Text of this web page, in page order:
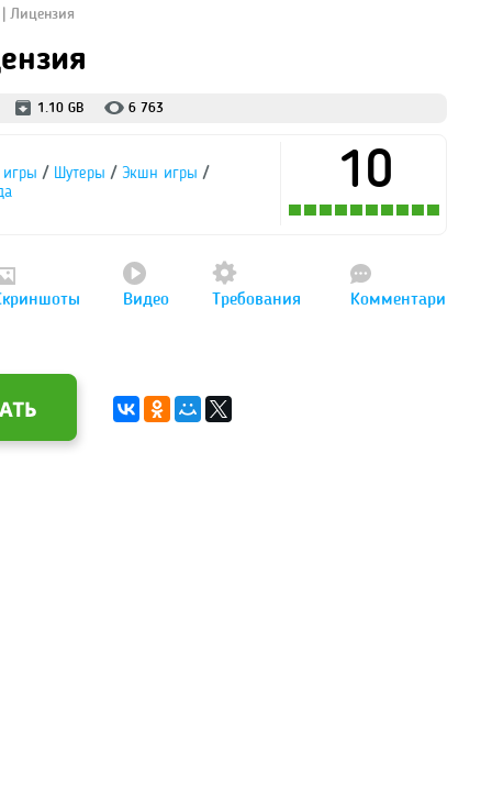
| Лицензия
1.10 GB 6 763
игры / Шутеры / Экшн игры / 10
Видео Требования Комментари